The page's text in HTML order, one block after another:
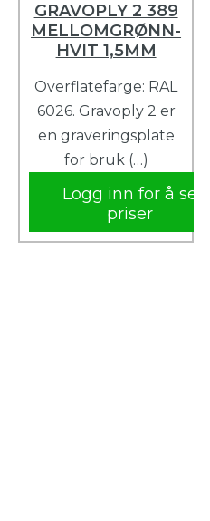
GRAVOPLY 2 389
MELLOMGRØNN-
HVIT 1,5MM
Overflatefarge: RAL
6026. Gravoply 2 er
en graveringsplate
for bruk (…)
Logg inn for å se
priser